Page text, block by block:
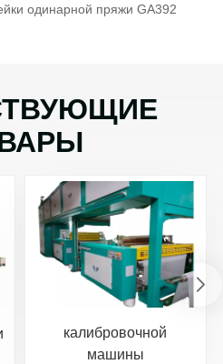
одинарной пряжи GA392
калибровочной
машины